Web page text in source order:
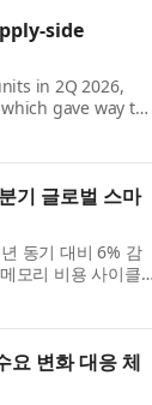
side
in 2Q 2026,
gave way to
기 글로벌 스마
동기 대비 6% 감
모리 비용 사이클
요 변화 대응 체